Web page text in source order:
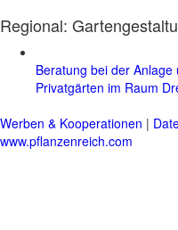
Regional:
Beratung bei der
Privatgärten im Raum
Werben & Kooperationen |
www.pflanzenreich.com